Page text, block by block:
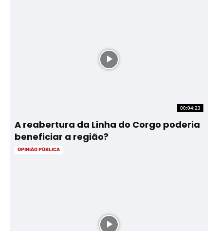
00:04:23
A reabertura da Linha do Corgo poderia
beneficiar a região?
OPINIÃO PÚBLICA